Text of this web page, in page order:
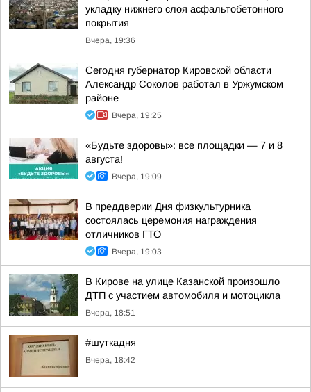
укладку нижнего слоя асфальтобетонного
покрытия
Вчера, 19:36
Сегодня губернатор Кировской области
Александр Соколов работал в Уржумском
районе
Вчера, 19:25
«Будьте здоровы»: все площадки — 7 и 8
августа!
Вчера, 19:09
В преддверии Дня физкультурника
состоялась церемония награждения
отличников ГТО
Вчера, 19:03
В Кирове на улице Казанской произошло
ДТП с участием автомобиля и мотоцикла
Вчера, 18:51
#шуткадня
Вчера, 18:42